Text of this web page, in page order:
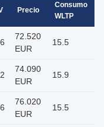
Precio
Consumo
WLTP
72.520
EUR
15.5
74.090
EUR
15.9
76.020
EUR
15.5